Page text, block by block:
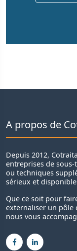
A propos de
Depuis 2012,
entreprises de
ou techniques
sérieux et
Que ce soit pour
externaliser un pôle
nous vous